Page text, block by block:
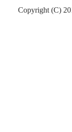
Copyright (C)